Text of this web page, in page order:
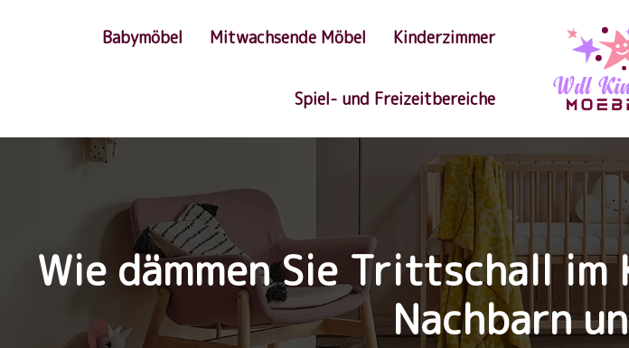
Kinderzimmer
Mitwachsende Möbel
Babymöbel
Spiel- und Freizeitbereiche
Wie dämmen Sie Trittschall
Nachbarn